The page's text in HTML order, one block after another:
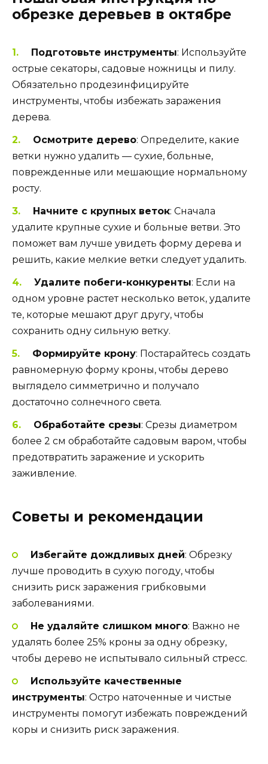
обрезке деревьев в октябре
Подготовьте инструменты: Используйте
острые секаторы, садовые ножницы и пилу.
Обязательно продезинфицируйте
инструменты, чтобы избежать заражения
дерева.
Осмотрите дерево: Определите, какие
ветки нужно удалить — сухие, больные,
поврежденные или мешающие нормальному
росту.
Начните с крупных веток: Сначала
удалите крупные сухие и больные ветви. Это
поможет вам лучше увидеть форму дерева и
решить, какие мелкие ветки следует удалить.
Удалите побеги-конкуренты: Если на
одном уровне растет несколько веток, удалите
те, которые мешают друг другу, чтобы
сохранить одну сильную ветку.
Формируйте крону: Постарайтесь создать
равномерную форму кроны, чтобы дерево
выглядело симметрично и получало
достаточно солнечного света.
Обработайте срезы: Срезы диаметром
более 2 см обработайте садовым варом, чтобы
предотвратить заражение и ускорить
заживление.
Советы и рекомендации
Избегайте дождливых дней: Обрезку
лучше проводить в сухую погоду, чтобы
снизить риск заражения грибковыми
заболеваниями.
Не удаляйте слишком много: Важно не
удалять более 25% кроны за одну обрезку,
чтобы дерево не испытывало сильный стресс.
Используйте качественные
инструменты: Остро наточенные и чистые
инструменты помогут избежать повреждений
коры и снизить риск заражения.